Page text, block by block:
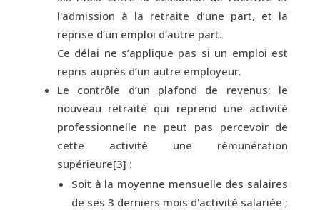
l'admission à la retraite d’une part, et la
reprise d’un emploi d’autre part.
Ce délai ne s’applique pas si un emploi est
repris auprès d’un autre employeur.
Le contrôle d’un plafond de revenus: le
nouveau retraité qui reprend une activité
professionnelle ne peut pas percevoir de
cette activité une rémunération
supérieure[3] :
Soit à la moyenne mensuelle des salaires
de ses 3 derniers mois d'activité salariée ;